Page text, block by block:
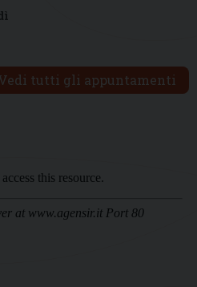
tutti gli appuntamenti